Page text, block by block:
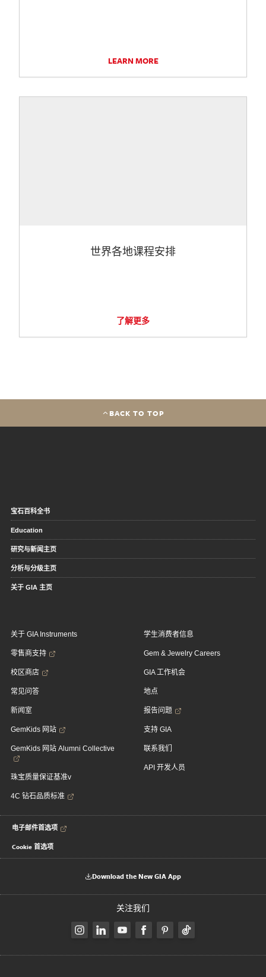
LEARN MORE
世界各地课程安排
了解更多
BACK TO TOP
宝石百科全书
Education
研究与新闻主页
分析与分级主页
关于 GIA 主页
关于 GIA Instruments
零售商支持
校区商店
常见问答
新闻室
GemKids 网站
GemKids 网站 Alumni Collective
珠宝质量保证基准v
4C 钻石品质标准
学生消费者信息
Gem & Jewelry Careers
GIA 工作机会
地点
报告问题
支持 GIA
联系我们
API 开发人员
电子邮件首选项
Cookie 首选项
Download the New GIA App
关注我们